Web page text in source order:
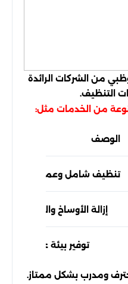
من الشركات الرائدة
التنظيف.
من الخدمات مثل:
الوصف
تنظيف شامل وعميق للمنازل
إزالة الأوساخ والبقع من
توفير بيئة عمل
ومدرب بشكل ممتاز.